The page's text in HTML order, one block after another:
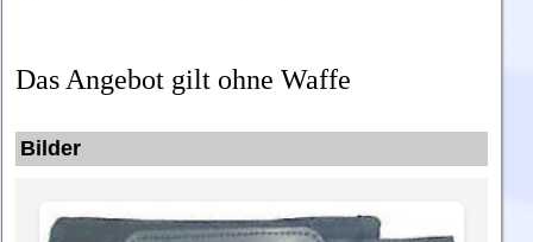
Das Angebot gilt ohne Waffe
Bilder